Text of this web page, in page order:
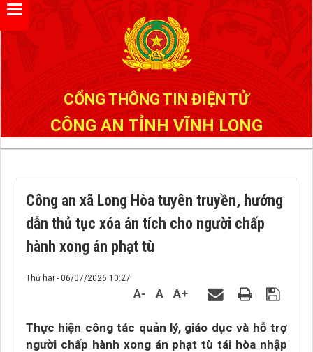
CỔNG THÔNG TIN ĐIỆN TỬ
CÔNG AN TỈNH VĨNH LONG
Công an xã Long Hòa tuyên truyền, hướng
dẫn thủ tục xóa án tích cho người chấp
hành xong án phạt tù
Thứ hai - 06/07/2026 10:27
A- A A+
Thực hiện công tác quản lý, giáo dục và hỗ trợ
người chấp hành xong án phạt tù tái hòa nhập